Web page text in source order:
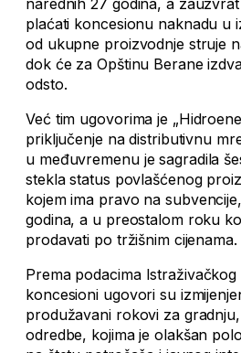
plaćati koncesionu naknadu u
od ukupne proizvodnje struje
dok će za Opštinu Berane
odsto.
Već tim ugovorima je
priključenje na distributivnu
u međuvremenu je sagradila
stekla status povlašćenog
kojem ima pravo na
godina, a u preostalom roku
prodavati po tržišnim cijenama.
Prema podacima
koncesioni ugovori su
produžavani rokovi za
odredbe, kojima je olakšan